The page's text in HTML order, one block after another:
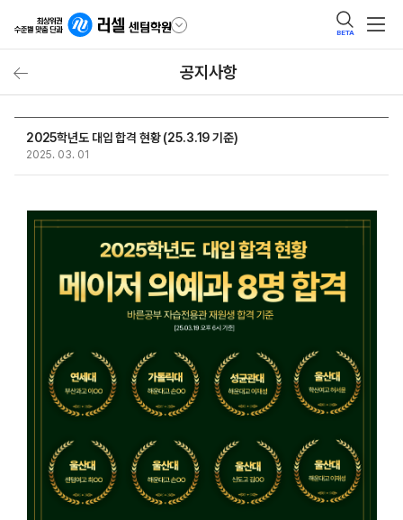
BETA
공지사항
2025학년도 대입 합격 현황 (25.3.19 기준)
2025. 03. 01